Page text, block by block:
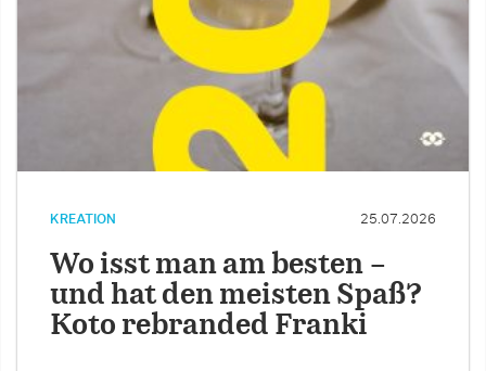
KREATION 25.07.2026
Wo isst man am besten –
und hat den meisten Spaß?
Koto rebranded Franki